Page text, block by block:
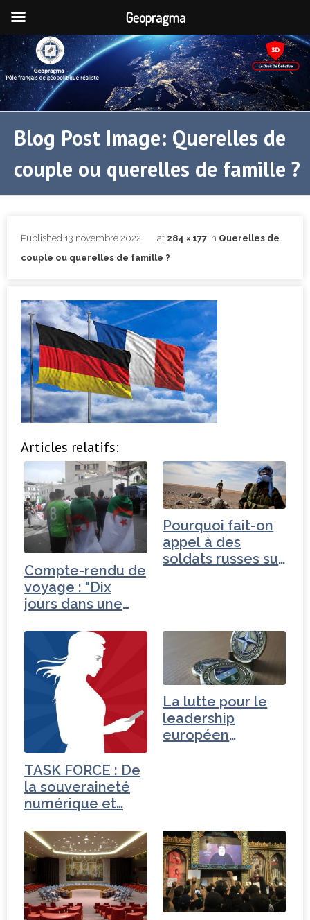
Blog Post Image: Querelles de
couple ou querelles de famille ?
Published 13 novembre 2022 at 284 × 177 in Querelles de
couple ou querelles de famille ?
Articles relatifs:
Compte-rendu de
voyage : "Dix
jours dans une
Pourquoi fait-on
appel à des
soldats russes sur
TASK FORCE : De
la souveraineté
numérique et…
La lutte pour le
leadership
européen
Geopragma